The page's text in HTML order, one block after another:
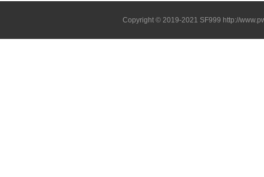
Copyright © 2019-2021 SF999 http://